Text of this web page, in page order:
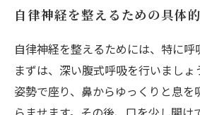
自律神経を整えるための具体
自律神経を整えるためには、特に呼
まずは、深い腹式呼吸を行いまし
姿勢で座り、鼻からゆっくりと息